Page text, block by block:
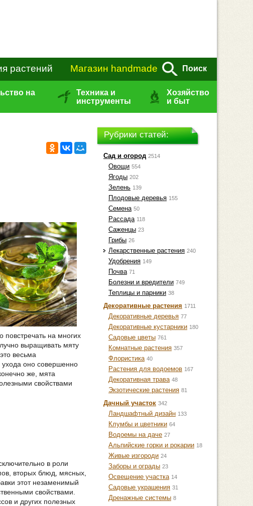
растений Магазин handmade Поиск
на
Техника и
инструменты
Хозяйство
и быт
повстречать на многих
выращивать мяту
весьма
ухода оно совершенно
же, мята
свойствами
в роли
вторых блюд, мясных,
этот незаменимый
свойствами.
и других полезных
Рубрики статей:
Сад и огород 2514
Овощи 554
Ягоды 202
Зелень 139
Плодовые деревья 155
Семена 50
Рассада 118
Саженцы 23
Грибы 26
Лекарственные растения 240
Удобрения 149
Почва 71
Болезни и вредители 749
Теплицы и парники 38
Декоративные растения 1711
Декоративные деревья 77
Декоративные кустарники 180
Садовые цветы 761
Комнатные растения 357
Флористика 40
Растения для водоемов 167
Декоративная трава 48
Экзотические растения 81
Дачный участок 342
Ландшафтный дизайн 133
Клумбы и цветники 64
Водоемы на даче 27
Альпийские горки и рокарии 18
Живые изгороди 24
Заборы и ограды 23
Освещение участка 14
Садовые украшения 31
Дренажные системы 8